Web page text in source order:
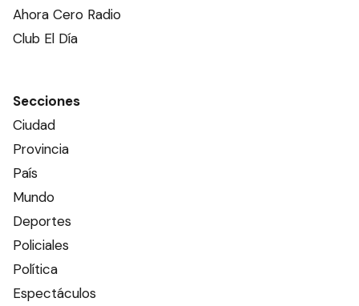
Ahora Cero Radio
Club El Día
Secciones
Ciudad
Provincia
País
Mundo
Deportes
Policiales
Política
Espectáculos